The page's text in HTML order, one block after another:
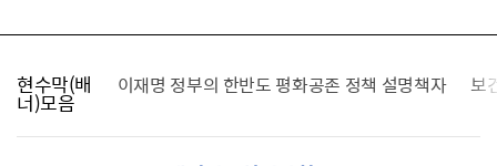
현수막(배
너)모음
찾습니다 이재명 정부의 한반도 평화공존 정책 설명책자 보